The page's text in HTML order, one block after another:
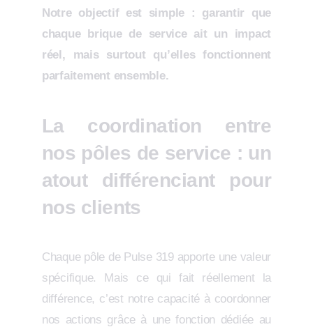
Notre objectif est simple : garantir que
chaque brique de service ait un impact
réel, mais surtout qu’elles fonctionnent
parfaitement ensemble.
La coordination entre
nos pôles de service : un
atout différenciant pour
nos clients
Chaque pôle de Pulse 319 apporte une valeur
spécifique. Mais ce qui fait réellement la
différence, c’est notre capacité à coordonner
nos actions grâce à une fonction dédiée au